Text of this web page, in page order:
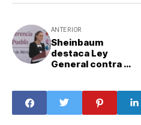
ANTERIOR
Sheinbaum
destaca Ley
General contra el
culpe a una mujer
por la violencia
que sufrió”